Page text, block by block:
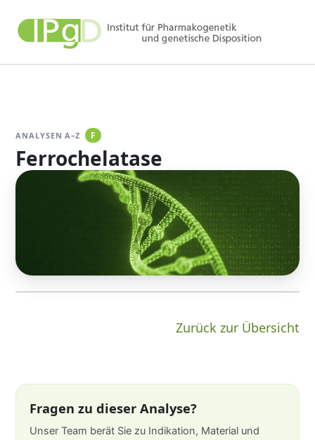
Inhalt
springen
ANALYSEN A–Z F
Ferrochelatase
Zurück zur Übersicht
Fragen zu dieser Analyse?
Unser Team berät Sie zu Indikation, Material und